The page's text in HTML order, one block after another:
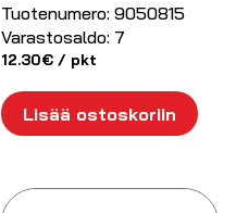
Tuotenumero: 9050815
Varastosaldo: 7
12.30€ / pkt
Lisää ostoskoriin